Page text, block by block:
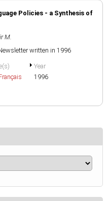
Policies - a Synthesis of
M.
written in 1996
Year
1996